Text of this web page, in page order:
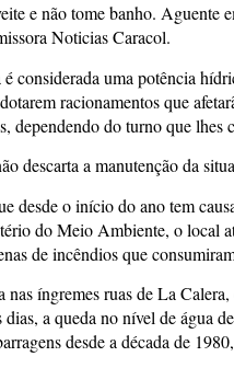
e não tome banho. Aguente
Noticias Caracol.
considerada uma potência
racionamentos que
dependendo do turno que lhes
descarta a manutenção da
o início do ano tem
do Meio Ambiente, o local
de incêndios que
íngremes ruas de La
a queda no nível de água
desde a década de